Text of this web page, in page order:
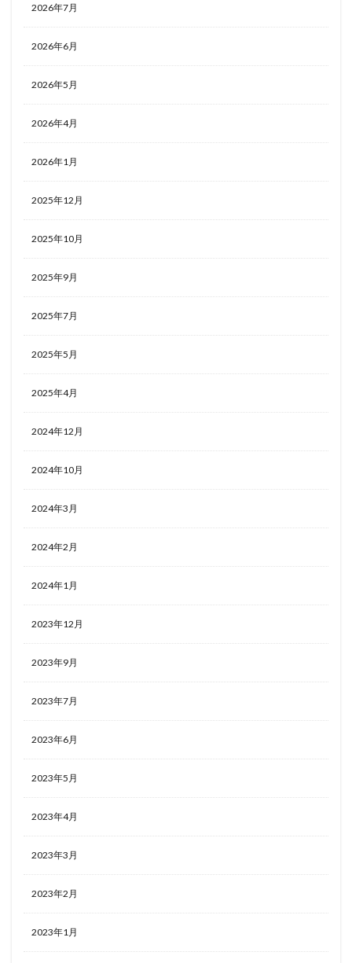
2026年7月
2026年6月
2026年5月
2026年4月
2026年1月
2025年12月
2025年10月
2025年9月
2025年7月
2025年5月
2025年4月
2024年12月
2024年10月
2024年3月
2024年2月
2024年1月
2023年12月
2023年9月
2023年7月
2023年6月
2023年5月
2023年4月
2023年3月
2023年2月
2023年1月